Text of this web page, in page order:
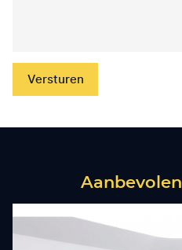
Versturen
Aanbevolen